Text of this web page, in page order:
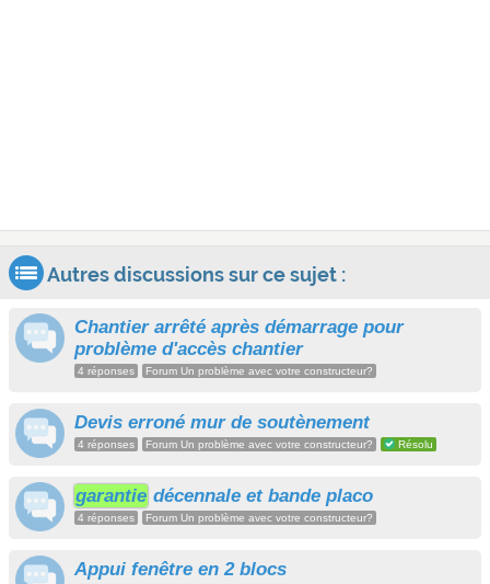
Autres discussions sur ce sujet :
Chantier arrêté après démarrage pour
problème d'accès chantier
4 réponses Forum Un problème avec votre constructeur?
Devis erroné mur de soutènement
4 réponses Forum Un problème avec votre constructeur? Résolu
garantie décennale et bande placo
4 réponses Forum Un problème avec votre constructeur?
Appui fenêtre en 2 blocs